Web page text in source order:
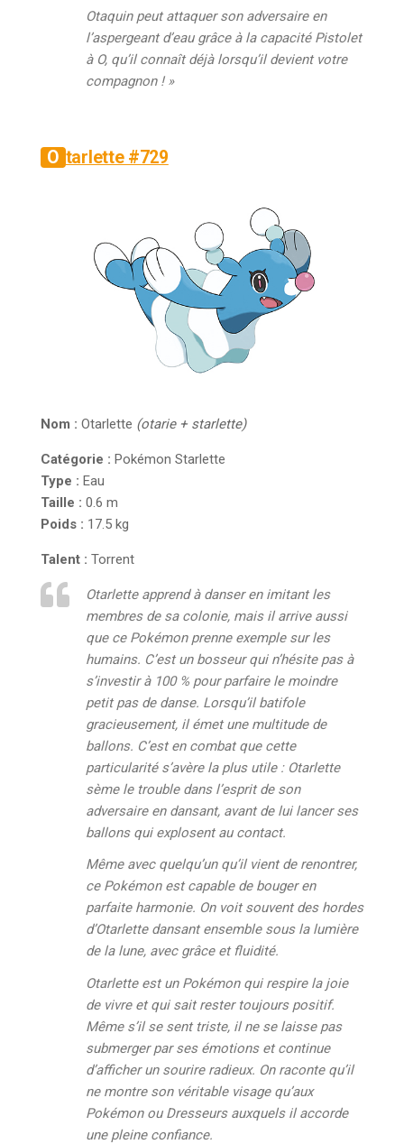
Otaquin peut attaquer son adversaire en
l’aspergeant d’eau grâce à la capacité Pistolet
à O, qu’il connaît déjà lorsqu’il devient votre
compagnon ! »
Otarlette #729
Nom : Otarlette (otarie + starlette)
Catégorie : Pokémon Starlette
Type : Eau
Taille : 0.6 m
Poids : 17.5 kg
Talent : Torrent
Otarlette apprend à danser en imitant les
membres de sa colonie, mais il arrive aussi
que ce Pokémon prenne exemple sur les
humains. C’est un bosseur qui n’hésite pas à
s’investir à 100 % pour parfaire le moindre
petit pas de danse. Lorsqu’il batifole
gracieusement, il émet une multitude de
ballons. C’est en combat que cette
particularité s’avère la plus utile : Otarlette
sème le trouble dans l’esprit de son
adversaire en dansant, avant de lui lancer ses
ballons qui explosent au contact.
Même avec quelqu’un qu’il vient de renontrer,
ce Pokémon est capable de bouger en
parfaite harmonie. On voit souvent des hordes
d’Otarlette dansant ensemble sous la lumière
de la lune, avec grâce et fluidité.
Otarlette est un Pokémon qui respire la joie
de vivre et qui sait rester toujours positif.
Même s’il se sent triste, il ne se laisse pas
submerger par ses émotions et continue
d’afficher un sourire radieux. On raconte qu’il
ne montre son véritable visage qu’aux
Pokémon ou Dresseurs auxquels il accorde
une pleine confiance.